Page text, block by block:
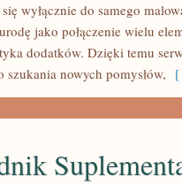
wyłącznie do samego
jako połączenie wielu
dodatków. Dzięki temu
szukania nowych pomysłów, [